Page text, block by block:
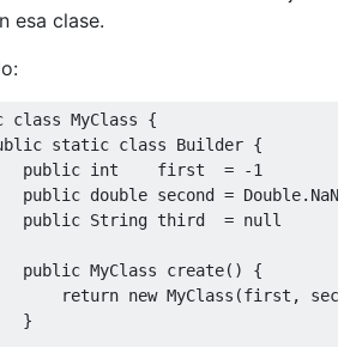
esa clase.
class MyClass
{
static class Builder {
public int
    first
= -1
public double second = Double. NaN
public String third = null
public MyClass create()
{
return new MyClass (first ,
}